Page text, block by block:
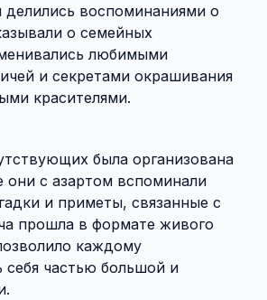
воспоминаниями о
о семейных
любимыми
и секретами окрашивания
красителями.
была организована
они с азартом вспоминали
и приметы, связанные с
прошла в формате живого
каждому
себя частью большой и